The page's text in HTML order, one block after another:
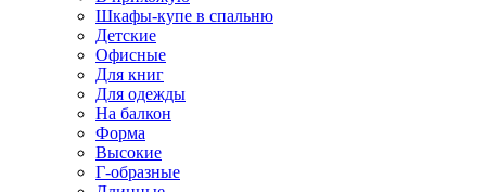
Шкафы-купе в спальню
Детские
Офисные
Для книг
Для одежды
На балкон
Форма
Высокие
Г-образные